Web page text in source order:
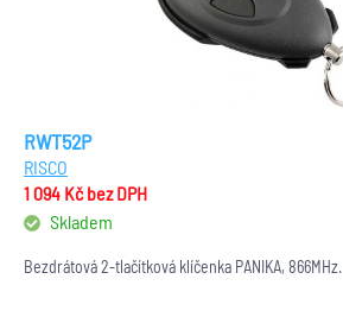
RWT52P
RISCO
1 094 Kčbez DPH
Skladem
Bezdrátová 2-tlačítková klíčenka PANIKA, 866MHz.